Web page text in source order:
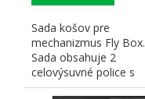
Sada košov pre
mechanizmus Fly Box.
Sada obsahuje 2
celovýsuvné police s
nezávislým pohybom,